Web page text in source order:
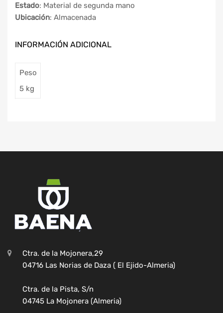
Estado: Material de segunda mano
Ubicación: Almacenada
INFORMACIÓN ADICIONAL
Peso
5 kg
Ctra. de la Mojonera,29
04716 Las Norias de Daza ( El Ejido-Almeria)
Ctra. de la Pista, S/n
04745 La Mojonera (Almeria)